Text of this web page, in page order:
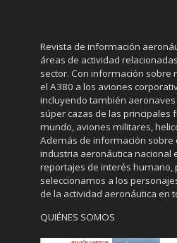
Revista de información
áreas de actividad
sector. Con información sobre
el A380 a los aviones
incluyendo también
súper cazas de las principales
mundo, aviones militares,
Además de información sobre
industria aeronáutica nacional
reportajes de interés humano,
seleccionamos a los
de la actividad aeronáutica en
QUIÉNES SOMOS